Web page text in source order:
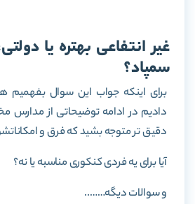
غیر انتفاعی بهتره یا
سمپاد؟
برای اینکه جواب این سوال بفهمیم
دادیم در ادامه توضیحاتی از مدارس
دقیق تر متوجه بشید که فرق و
آیا برای یه فردی کنکوری مناسبه یا نه؟
و سوالات دیگه……..